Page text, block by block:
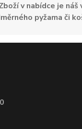
v nabídce je
pyžama či